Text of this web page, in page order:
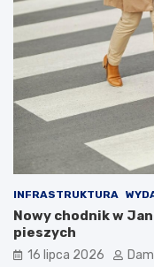
INFRASTRUKTURA
Nowy chodnik w
pieszych
16 lipca 2026